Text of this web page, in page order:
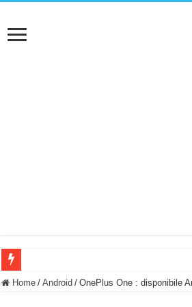
BASTA FATICARE! Questo robot tagliaerba lo
Home / Android / OnePlus One : disponibile